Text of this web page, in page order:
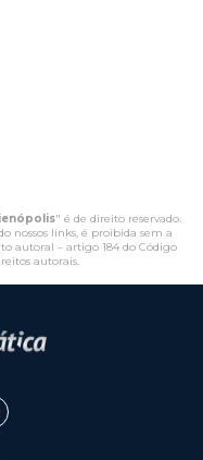
" é de direito reservado.
nossos links, é proibida sem a
autoral – artigo 184 do Código
autorais.